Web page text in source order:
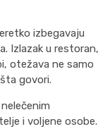
izbegavaju
Izlazak u restoran,
otežava ne samo
govori.
i voljene osobe.